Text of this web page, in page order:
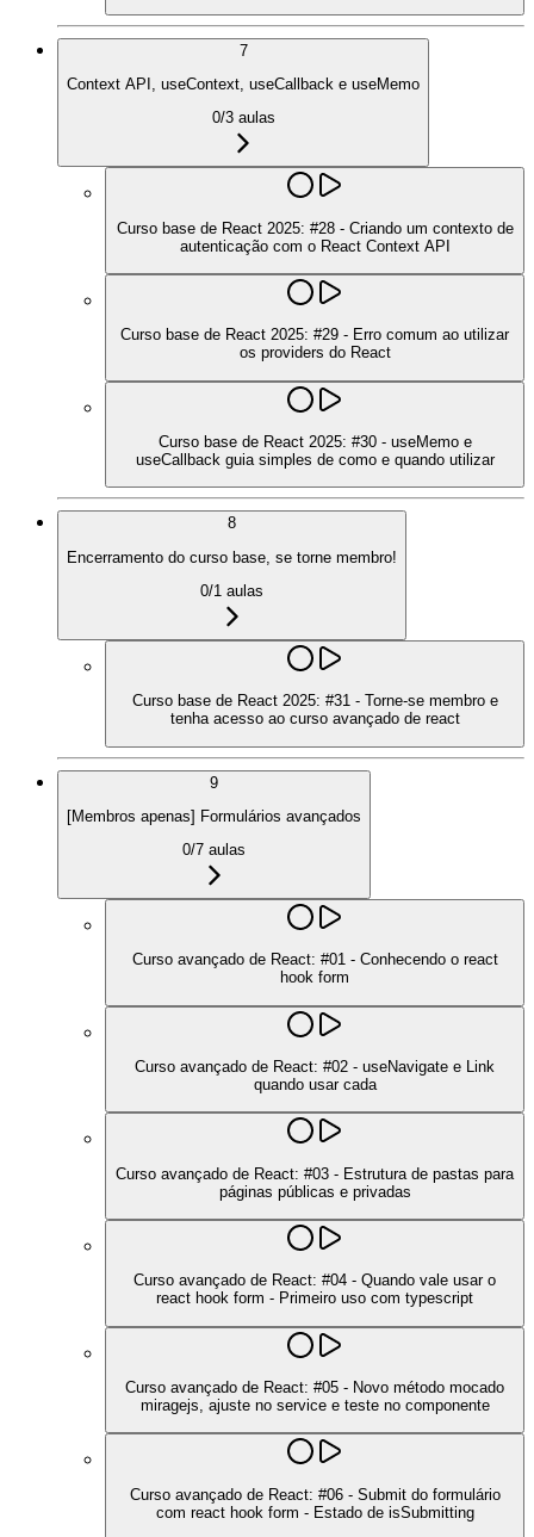
7
Context API, useContext, useCallback e useMemo
0/3aulas
Curso base de React 2025: #28 - Criando um contexto de
autenticação com o React Context API
Curso base de React 2025: #29 - Erro comum ao utilizar
os providers do React
Curso base de React 2025: #30 - useMemo e
useCallback guia simples de como e quando utilizar
8
Encerramento do curso base, se torne membro!
0/1 aulas
Curso base de React 2025: #31 - Torne-se membro e
tenha acesso ao curso avançado de react
9
[Membros apenas] Formulários avançados
0/7 aulas
Curso avançado de React: #01 - Conhecendo o react
hook form
Curso avançado de React: #02 - useNavigate e Link
quando usar cada
Curso avançado de React: #03 - Estrutura de pastas para
páginas públicas e privadas
Curso avançado de React: #04 - Quando vale usar o
react hook form - Primeiro uso com typescript
Curso avançado de React: #05 - Novo método mocado
miragejs, ajuste no service e teste no componente
Curso avançado de React: #06 - Submit do formulário
com react hook form - Estado de isSubmitting